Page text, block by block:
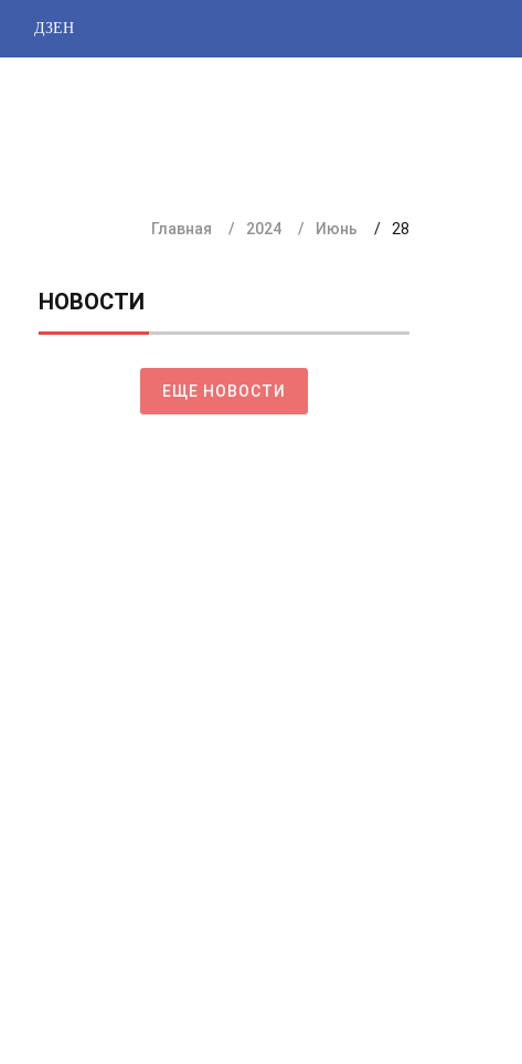
ДЗЕН
Главная 2024 Июнь 28
НОВОСТИ
ЕЩЕ НОВОСТИ